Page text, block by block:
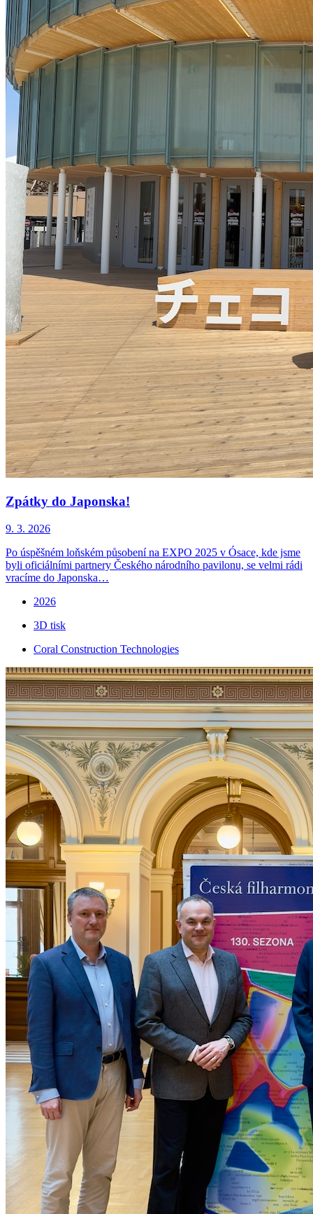
Zpátky do Japonska!
9. 3. 2026
Po úspěšném loňském působení na EXPO 2025 v Ósace, kde jsme
byli oficiálními partnery Českého národního pavilonu, se velmi rádi
vracíme do Japonska…
2026
3D tisk
Coral Construction Technologies